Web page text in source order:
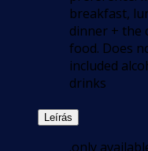
breakfast,
dinner + the
food. Does
included
drinks
Leírás
.only